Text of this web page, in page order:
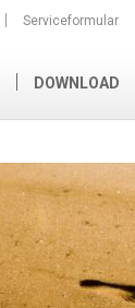
Serviceformular
DOWNLOAD